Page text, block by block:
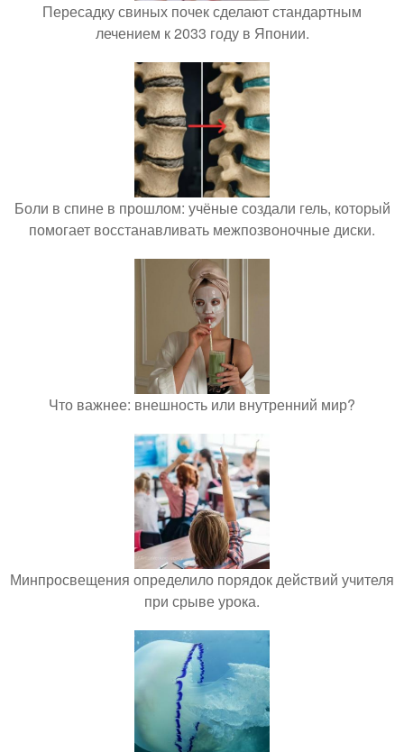
Пересадку свиных почек сделают стандартным
лечением к 2033 году в Японии.
Боли в спине в прошлом: учёные создали гель, который
помогает восстанавливать межпозвоночные диски.
Что важнее: внешность или внутренний мир?
Минпросвещения определило порядок действий учителя
при срыве урока.